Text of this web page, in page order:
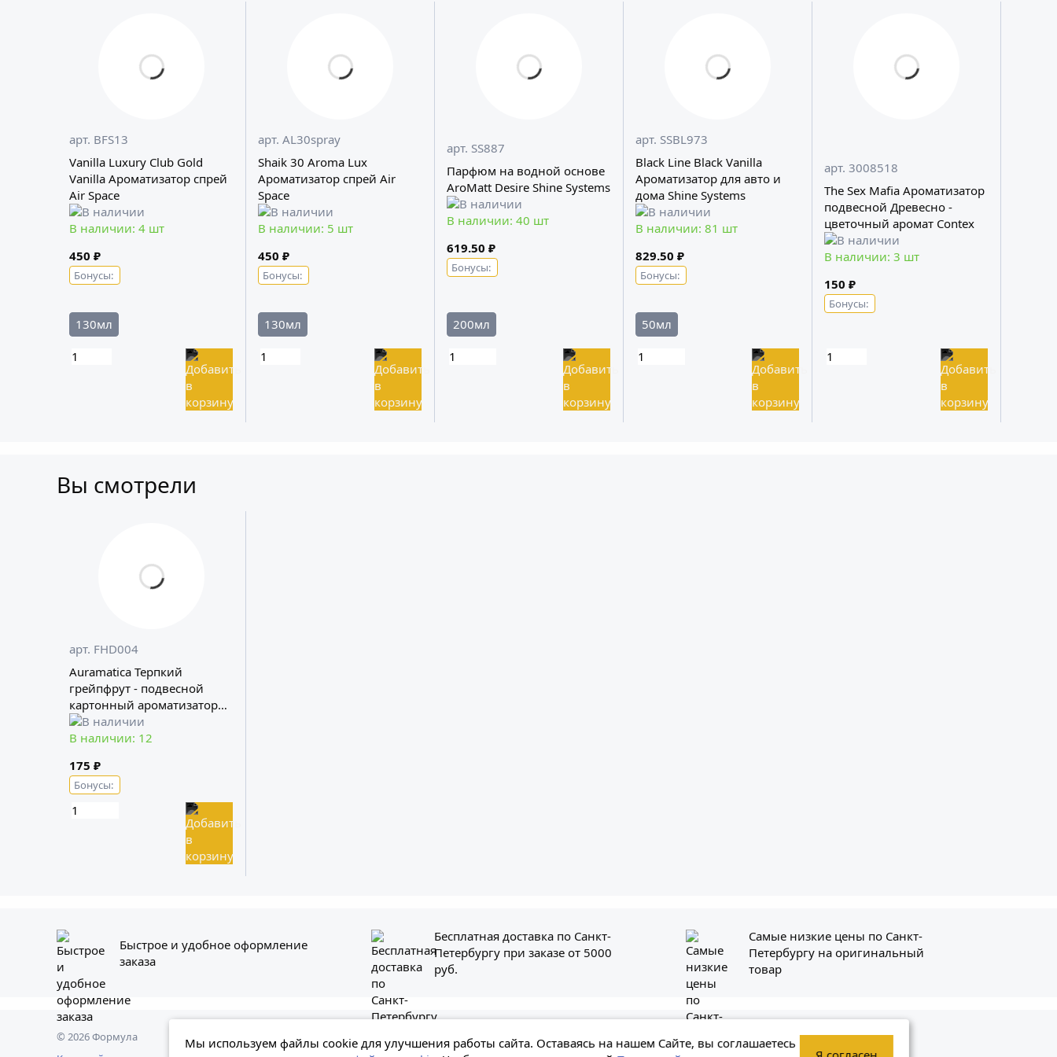
арт. BFS13
Vanilla Luxury Club Gold
Vanilla Ароматизатор спрей
Air Space
В наличии: 4 шт
450 ₽
Бонусы:
130мл
арт. AL30spray
Shaik 30 Aroma Lux
Ароматизатор спрей Air
Space
В наличии: 5 шт
450 ₽
Бонусы:
130мл
арт. SS887
Парфюм на водной основе
AroMatt Desire Shine Systems
В наличии: 40 шт
619.50 ₽
Бонусы:
200мл
арт. SSBL973
Black Line Black Vanilla
Ароматизатор для авто и
дома Shine Systems
В наличии: 81 шт
829.50 ₽
Бонусы:
50мл
арт. 3008518
The Sex Mafia Ароматизатор
подвесной Древесно -
цветочный аромат Contex
В наличии: 3 шт
150 ₽
Бонусы:
Вы смотрели
арт. FHD004
Auramatica Терпкий
грейпфрут - подвесной
картонный ароматизатор
Foam Heroes
В наличии: 12
175 ₽
Бонусы:
Быстрое и удобное оформление
заказа
Бесплатная доставка по Санкт-
Петербургу при заказе от 5000
руб.
Самые низкие цены по Санкт-
Петербургу на оригинальный
товар
© 2026 Формула
Представленная на сайте информация, включая стоимость и наличие товара, носит
ознакомительный характер и не является публичной офертой
+7 (800) 234-56-41
Мы используем файлы cookie для улучшения работы сайта. Оставаясь на нашем Сайте, вы соглашаетесь